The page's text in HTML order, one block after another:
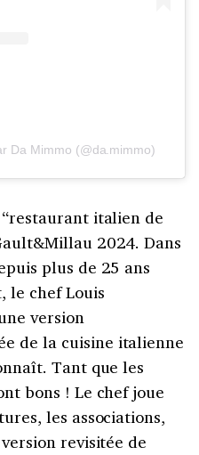
Da Mimmo (@da.mimmo)
“restaurant italien de
2024. Dans
plus de 25 ans
le chef Louis
version
de la cuisine italienne
Tant que les
bons ! Le chef joue
les associations,
revisitée de